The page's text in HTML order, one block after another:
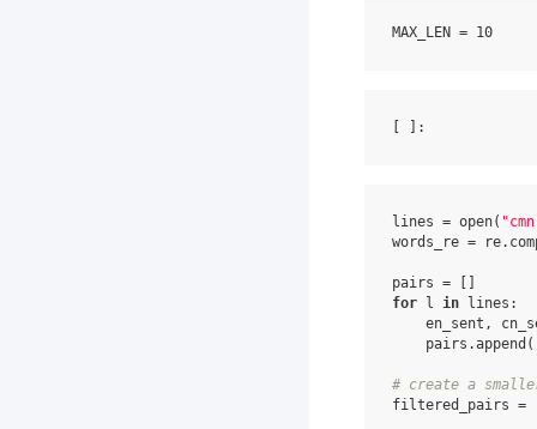
MAX_LEN = 10
lines = open(
words_re = re.
pairs =
for
l in lines :
en_sent ,
pairs .append
# create a
filtered_pairs =